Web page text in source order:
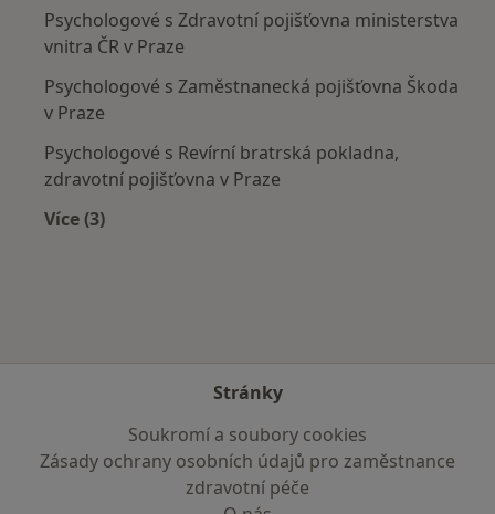
Psychologové s Zdravotní pojišťovna ministerstva
vnitra ČR v Praze
Psychologové s Zaměstnanecká pojišťovna Škoda
v Praze
Psychologové s Revírní bratrská pokladna,
zdravotní pojišťovna v Praze
Více (3)
Stránky
Soukromí a soubory cookies
Zásady ochrany osobních údajů pro zaměstnance
zdravotní péče